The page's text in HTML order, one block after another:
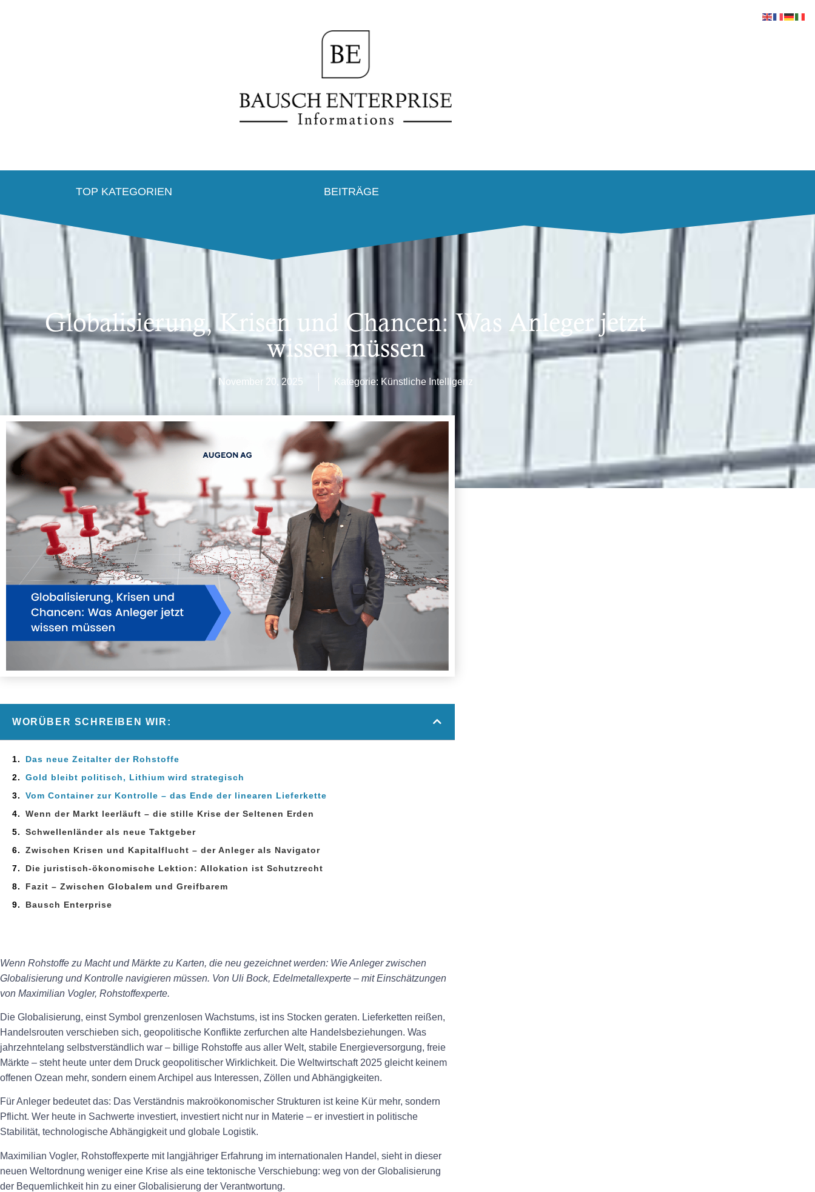
TOP KATEGORIEN BEITRÄGE
Globalisierung, Krisen und Chancen: Was Anleger jetzt
wissen müssen
November 20, 2025 Kategorie: Künstliche Intelligenz
WORÜBER SCHREIBEN WIR:
Das neue Zeitalter der Rohstoffe
Gold bleibt politisch, Lithium wird strategisch
Vom Container zur Kontrolle – das Ende der linearen Lieferkette
Wenn der Markt leerläuft – die stille Krise der Seltenen Erden
Schwellenländer als neue Taktgeber
Zwischen Krisen und Kapitalflucht – der Anleger als Navigator
Die juristisch-ökonomische Lektion: Allokation ist Schutzrecht
Fazit – Zwischen Globalem und Greifbarem
Bausch Enterprise
Wenn Rohstoffe zu Macht und Märkte zu Karten, die neu gezeichnet werden: Wie Anleger zwischen
Globalisierung und Kontrolle navigieren müssen. Von Uli Bock, Edelmetallexperte – mit Einschätzungen
von Maximilian Vogler, Rohstoffexperte.
Die Globalisierung, einst Symbol grenzenlosen Wachstums, ist ins Stocken geraten. Lieferketten reißen,
Handelsrouten verschieben sich, geopolitische Konflikte zerfurchen alte Handelsbeziehungen. Was
jahrzehntelang selbstverständlich war – billige Rohstoffe aus aller Welt, stabile Energieversorgung, freie
Märkte – steht heute unter dem Druck geopolitischer Wirklichkeit. Die Weltwirtschaft 2025 gleicht keinem
offenen Ozean mehr, sondern einem Archipel aus Interessen, Zöllen und Abhängigkeiten.
Für Anleger bedeutet das: Das Verständnis makroökonomischer Strukturen ist keine Kür mehr, sondern
Pflicht. Wer heute in Sachwerte investiert, investiert nicht nur in Materie – er investiert in politische
Stabilität, technologische Abhängigkeit und globale Logistik.
Maximilian Vogler, Rohstoffexperte mit langjähriger Erfahrung im internationalen Handel, sieht in dieser
neuen Weltordnung weniger eine Krise als eine tektonische Verschiebung: weg von der Globalisierung
der Bequemlichkeit hin zu einer Globalisierung der Verantwortung.